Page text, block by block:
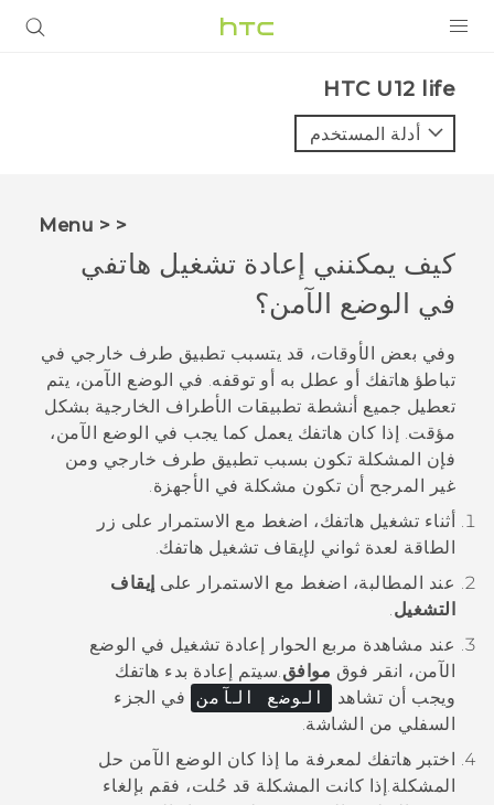
VIVE
VIVERSE
البرامج + التطبيقات
الدعم
أجهزة HTC والملحقات
HTC U12 life‎
أدلة المستخدم
< < Menu
كيف يمكنني إعادة تشغيل هاتفي
في الوضع الآمن؟
وفي بعض الأوقات، قد يتسبب تطبيق طرف خارجي في
تباطؤ هاتفك أو عطل به أو توقفه. في الوضع الآمن، يتم
تعطيل جميع أنشطة تطبيقات الأطراف الخارجية بشكل
مؤقت. إذا كان هاتفك يعمل كما يجب في الوضع الآمن،
فإن المشكلة تكون بسبب تطبيق طرف خارجي ومن
غير المرجح أن تكون مشكلة في الأجهزة.
أثناء تشغيل هاتفك، اضغط مع الاستمرار على زر
الطاقة لعدة ثواني لإيقاف تشغيل هاتفك.
عند المطالبة، اضغط مع الاستمرار على إيقاف
التشغيل.
عند مشاهدة مربع الحوار
إعادة تشغيل في الوضع
الآمن، انقر فوق موافق.سيتم إعادة بدء هاتفك
ويجب أن تشاهد
الوضع الآمن
في الجزء
السفلي من الشاشة.
اختبر هاتفك لمعرفة ما إذا كان الوضع الآمن حل
المشكلة. إذا كانت المشكلة قد حُلت، فقم بإلغاء